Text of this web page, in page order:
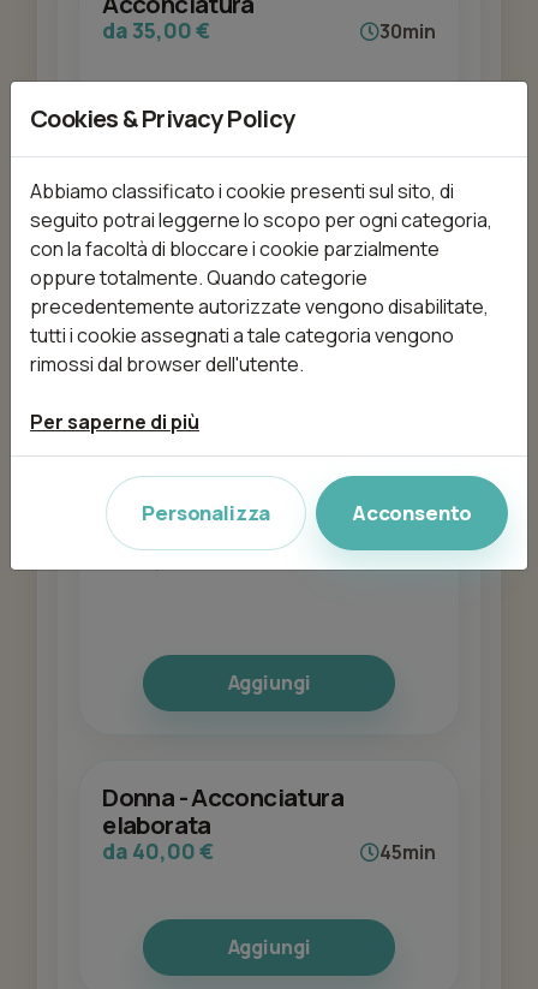
da 35,00 € 30min
Aggiungi
Bambina - Taglio e Piega
da 25,00 € 60min
Bambino - Taglio
da 12,00 € 30min
Aggiungi
Donna - Acconciatura
elaborata
da 40,00 € 45min
Aggiungi
Cookies & Privacy Policy
Abbiamo classificato i cookie presenti sul sito, di
seguito potrai leggerne lo scopo per ogni categoria,
con la facoltà di bloccare i cookie parzialmente
oppure totalmente. Quando categorie
precedentemente autorizzate vengono disabilitate,
tutti i cookie assegnati a tale categoria vengono
rimossi dal browser dell'utente.
Per saperne di più
Personalizza Acconsento